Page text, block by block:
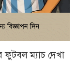
ফুটবল ম্যাচ দেখা